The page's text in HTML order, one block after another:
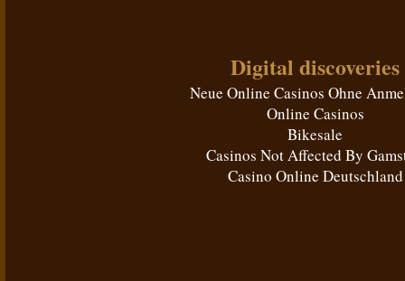
Digital discoveries
Neue Online Casinos Ohne
Online Casinos
Bikesale
Casinos Not Affected By
Casino Online Deutschland